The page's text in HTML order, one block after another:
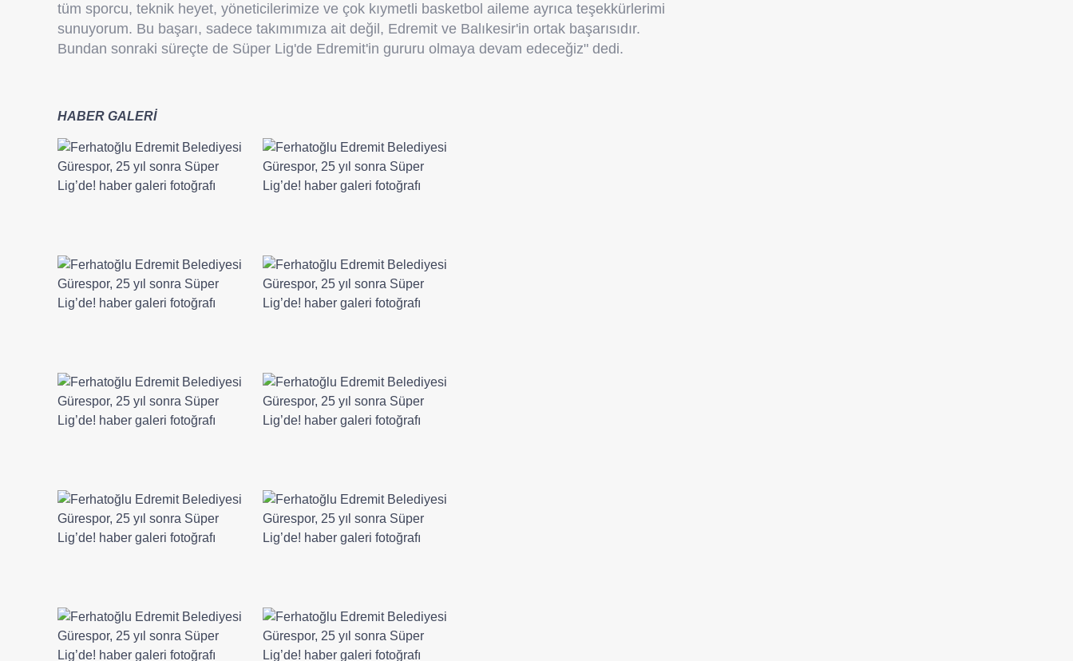
tüm sporcu, teknik heyet, yöneticilerimize ve çok kıymetli basketbol aileme ayrıca teşekkürlerimi
sunuyorum. Bu başarı, sadece takımımıza ait değil, Edremit ve Balıkesir'in ortak başarısıdır.
Bundan sonraki süreçte de Süper Lig'de Edremit'in gururu olmaya devam edeceğiz" dedi.
HABER GALERİ